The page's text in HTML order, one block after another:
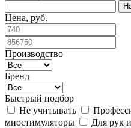
Цена, руб.
Производство
Бренд
Быстрый подбор
Не учитывать
миостимуляторы
Для рук